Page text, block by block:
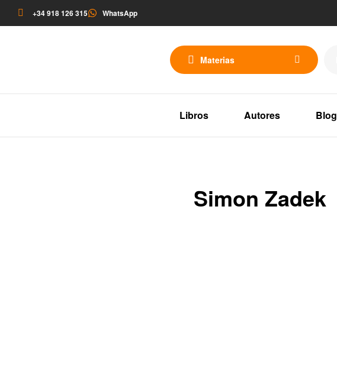
+34 918 126 315 WhatsApp
Materias
Libros Autores Blog
Simon Zadek